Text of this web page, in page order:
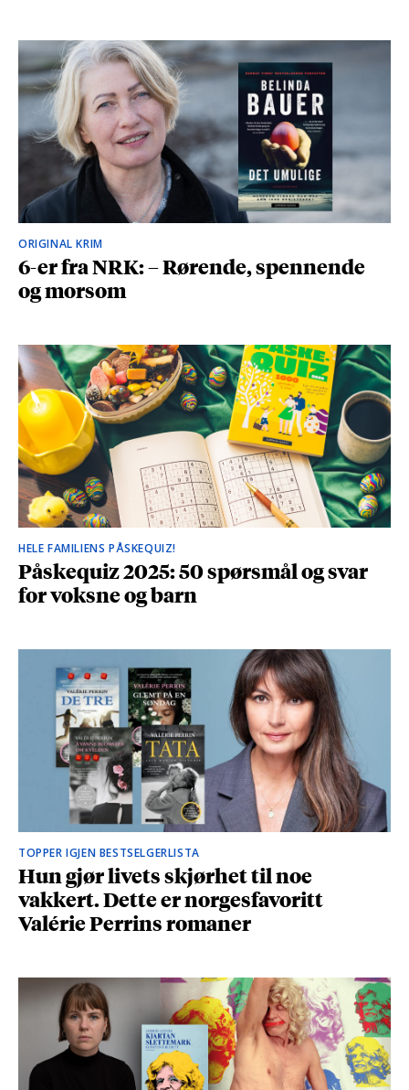
ORIGINAL KRIM
6-er fra NRK: – Rørende, spennende
og morsom
HELE FAMILIENS PÅSKEQUIZ!
Påskequiz 2025: 50 spørsmål og svar
for voksne og barn
TOPPER IGJEN BESTSELGERLISTA
Hun gjør livets skjørhet til noe
vakkert. Dette er norgesfavoritt
Valérie Perrins romaner